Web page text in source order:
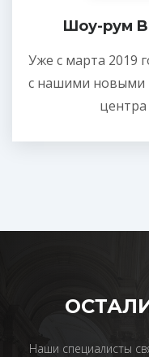
Шоу-рум
Уже с марта 2019
с нашими новыми
Наши специалисты